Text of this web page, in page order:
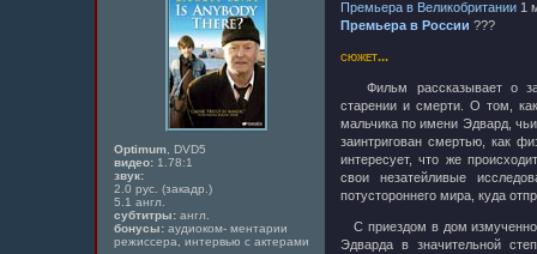
Optimum , DVD5
видео: 1.78:1
звук:
2.0 рус. (закадр.)
5.1 англ.
субтитры: англ.
бонусы: аудиоком- ментарии
режиссера, интервью с актерами
Премьера в Великобритании 1
Премьера в России ???
сюжет...
Фильм рассказывает о
старении и смерти. О том,
мальчика по имени Эдвард,
заинтригован смертью, как
интересует, что же
свои незатейливые
потустороннего мира, куда
С приездом в дом
Эдварда в значительной